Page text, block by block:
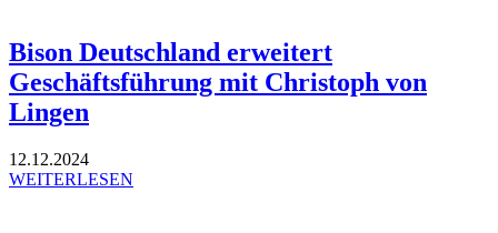
Bison Deutschland erweitert
Geschäftsführung mit Christoph von
Lingen
12.12.2024
WEITERLESEN